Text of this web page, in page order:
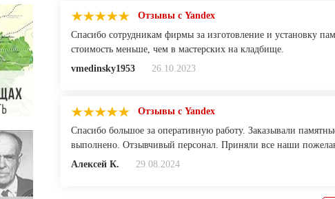
Отзывы с Yandex
Спасибо сотрудникам фирмы за изготовление и установку
стоимость меньше, чем в мастерских на кладбище.
vmedinsky1953
26.10.2023
Отзывы с Yandex
Спасибо большое за оперативную работу. Заказывали
выполнено. Отзывчивый персонал. Приняли все наши
Алексей К.
29.08.2024